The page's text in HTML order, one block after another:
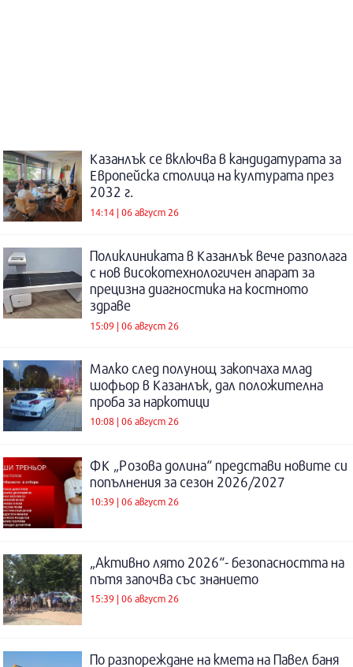
Казанлък се включва в кандидатурата за
Европейска столица на културата през
2032 г.
14:14 | 06 август 26
Поликлиниката в Казанлък вече разполага
с нов високотехнологичен апарат за
прецизна диагностика на костното
здраве
15:09 | 06 август 26
Малко след полунощ закопчаха млад
шофьор в Казанлък, дал положителна
проба за наркотици
10:08 | 06 август 26
ФК „Розова долина“ представи новите си
попълнения за сезон 2026/2027
10:39 | 06 август 26
„Активно лято 2026“- безопасността на
пътя започва със знанието
15:39 | 06 август 26
По разпореждане на кмета на Павел баня